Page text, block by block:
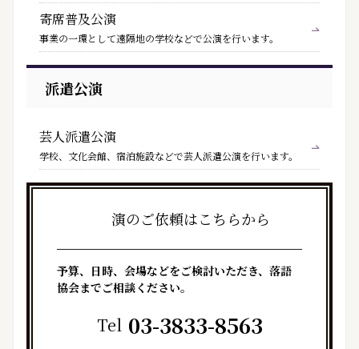
寄席普及公演
事業の一環として遠隔地の学校などで公演を行います。
派遣公演
芸人派遣公演
学校、文化会館、宿泊施設などで芸人派遣公演を行います。
演のご依頼はこちらから
予算、日時、会場などをご検討いただき、落語
協会までご相談ください。
Tel 03-3833-8563